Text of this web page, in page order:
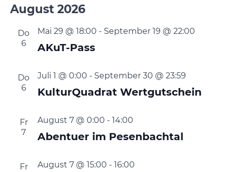
wählen.
August 2026
Do
6
AKuT-Pass
Mai 29 @ 18:00 - September 19 @ 22:00
Do
6
KulturQuadrat Wertgutschein
Juli 1 @ 0:00 - September 30 @ 23:59
Fr
7
Abentuer im Pesenbachtal
August 7 @ 0:00 - 14:00
Fr
August 7 @ 15:00 - 16:00